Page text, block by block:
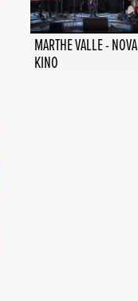
MARTHE VALLE - NOVA
KINO